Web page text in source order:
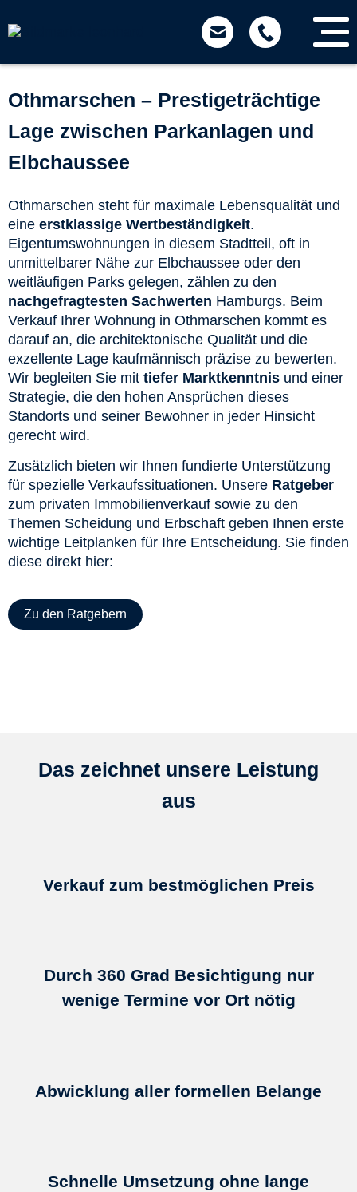
zum
Inhalt
Othmarschen – Prestigeträchtige
Lage zwischen Parkanlagen und
Elbchaussee
Othmarschen steht für maximale Lebensqualität und
eine erstklassige Wertbeständigkeit.
Eigentumswohnungen in diesem Stadtteil, oft in
unmittelbarer Nähe zur Elbchaussee oder den
weitläufigen Parks gelegen, zählen zu den
nachgefragtesten Sachwerten Hamburgs. Beim
Verkauf Ihrer Wohnung in Othmarschen kommt es
darauf an, die architektonische Qualität und die
exzellente Lage kaufmännisch präzise zu bewerten.
Wir begleiten Sie mit tiefer Marktkenntnis und einer
Strategie, die den hohen Ansprüchen dieses
Standorts und seiner Bewohner in jeder Hinsicht
gerecht wird.
Zusätzlich bieten wir Ihnen fundierte Unterstützung
für spezielle Verkaufssituationen. Unsere Ratgeber
zum privaten Immobilienverkauf sowie zu den
Themen Scheidung und Erbschaft geben Ihnen erste
wichtige Leitplanken für Ihre Entscheidung. Sie finden
diese direkt hier:
Zu den Ratgebern
Das zeichnet unsere Leistung
aus
Verkauf zum bestmöglichen Preis
Durch 360 Grad Besichtigung nur
wenige Termine vor Ort nötig
Abwicklung aller formellen Belange
Schnelle Umsetzung ohne lange